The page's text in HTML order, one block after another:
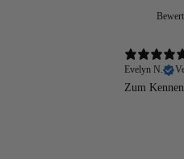
Evelyn N.
Zum